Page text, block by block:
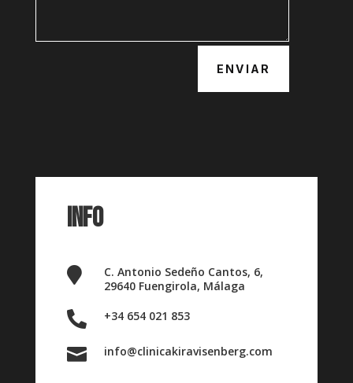
ENVIAR
Info

C. Antonio Sedeño Cantos, 6,
29640 Fuengirola, Málaga
 +34 654 021 853
 info@clinicakiravisenberg.com